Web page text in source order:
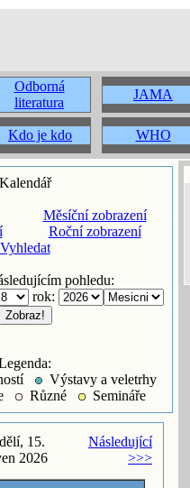
Odborná
literatura
JAMA
Kdo je kdo WHO
Kalendář
Měsíční zobrazení
Roční zobrazení
Vyhledat
pohledu:
rok:
Výstavy a veletrhy
Různé Semináře
15.
2026
Následující
>>>